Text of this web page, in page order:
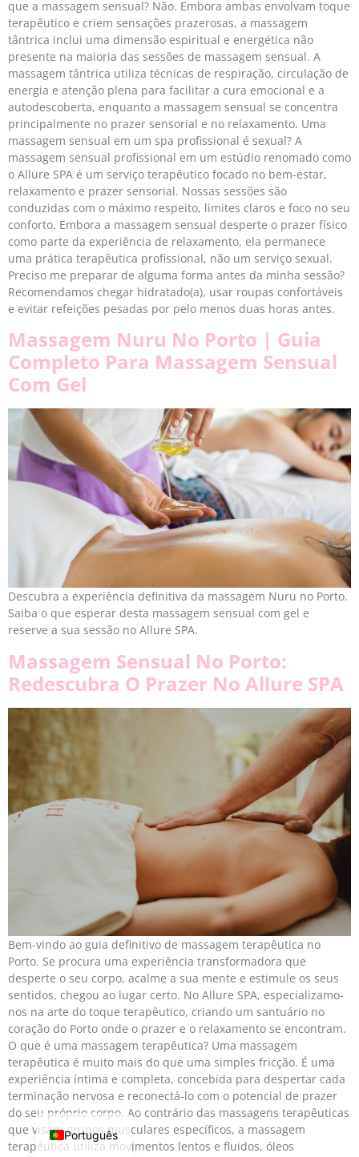
que a massagem sensual? Não. Embora ambas envolvam toque
terapêutico e criem sensações prazerosas, a massagem
tântrica inclui uma dimensão espiritual e energética não
presente na maioria das sessões de massagem sensual. A
massagem tântrica utiliza técnicas de respiração, circulação de
energia e atenção plena para facilitar a cura emocional e a
autodescoberta, enquanto a massagem sensual se concentra
principalmente no prazer sensorial e no relaxamento. Uma
massagem sensual em um spa profissional é sexual? A
massagem sensual profissional em um estúdio renomado como
o Allure SPA é um serviço terapêutico focado no bem-estar,
relaxamento e prazer sensorial. Nossas sessões são
conduzidas com o máximo respeito, limites claros e foco no seu
conforto. Embora a massagem sensual desperte o prazer físico
como parte da experiência de relaxamento, ela permanece
uma prática terapêutica profissional, não um serviço sexual.
Preciso me preparar de alguma forma antes da minha sessão?
Recomendamos chegar hidratado(a), usar roupas confortáveis
e evitar refeições pesadas por pelo menos duas horas antes.
Massagem Nuru No Porto | Guia
Completo Para Massagem Sensual
Com Gel
Descubra a experiência definitiva da massagem Nuru no Porto.
Saiba o que esperar desta massagem sensual com gel e
reserve a sua sessão no Allure SPA.
Massagem Sensual No Porto:
Redescubra O Prazer No Allure SPA
Bem-vindo ao guia definitivo de massagem terapêutica no
Porto. Se procura uma experiência transformadora que
desperte o seu corpo, acalme a sua mente e estimule os seus
sentidos, chegou ao lugar certo. No Allure SPA, especializamo-
nos na arte do toque terapêutico, criando um santuário no
coração do Porto onde o prazer e o relaxamento se encontram.
O que é uma massagem terapêutica? Uma massagem
terapêutica é muito mais do que uma simples fricção. É uma
experiência íntima e completa, concebida para despertar cada
terminação nervosa e reconectá-lo com o potencial de prazer
do seu próprio corpo. Ao contrário das massagens terapêuticas
que visam grupos musculares específicos, a massagem
terapêutica utiliza movimentos lentos e fluidos, óleos
Português